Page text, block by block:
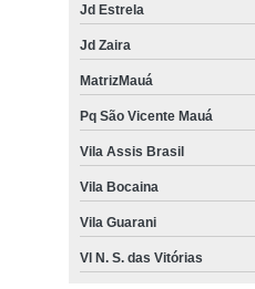
Jd Estrela
Jd Zaira
MatrizMauá
Pq São Vicente Mauá
Vila Assis Brasil
Vila Bocaina
Vila Guarani
Vl N. S. das Vitórias